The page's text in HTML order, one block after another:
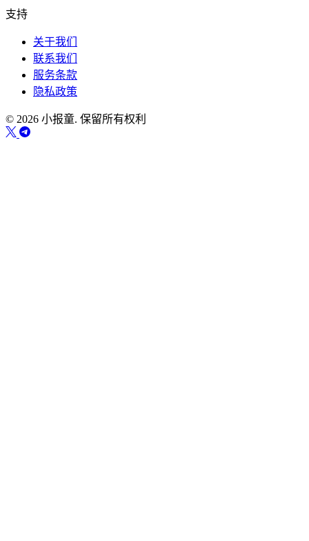
支持
关于我们
联系我们
服务条款
隐私政策
© 2026 小报童. 保留所有权利